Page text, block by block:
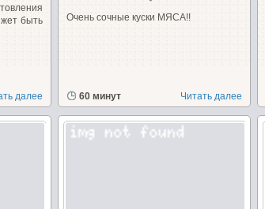
быть
далее
Очень сочные куски МЯСА!!
60 минут Читать далее